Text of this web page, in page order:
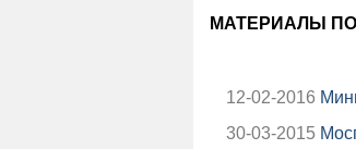
МАТЕРИАЛЫ
12-02-2016
30-03-2015